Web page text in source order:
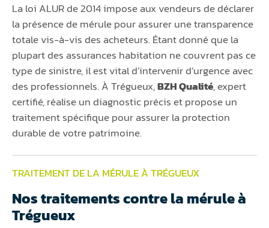
La loi ALUR de 2014 impose aux vendeurs de déclarer
la présence de mérule pour assurer une transparence
totale vis-à-vis des acheteurs. Étant donné que la
plupart des assurances habitation ne couvrent pas ce
type de sinistre, il est vital d’intervenir d’urgence avec
des professionnels. À Trégueux,BZH Qualité, expert
certifié, réalise un diagnostic précis et propose un
traitement spécifique pour assurer la protection
durable de votre patrimoine.
TRAITEMENT DE LA MÉRULE À TRÉGUEUX
Nos traitements contre la mérule à
Trégueux